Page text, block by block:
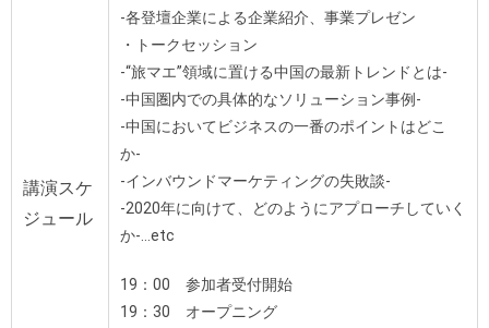
講演スケ
ジュール
-各登壇企業による企業紹介、事業プレゼン
・トークセッション
-“旅マエ”領域に置ける中国の最新トレンドとは-
-中国圏内での具体的なソリューション事例-
-中国においてビジネスの一番のポイントはどこ
か-
-インバウンドマーケティングの失敗談-
-2020年に向けて、どのようにアプローチしていく
か-…etc
19：00 参加者受付開始
19：30 オープニング